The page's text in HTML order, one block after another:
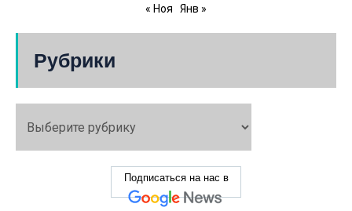
« Ноя
Янв »
Рубрики
Подписаться на нас в